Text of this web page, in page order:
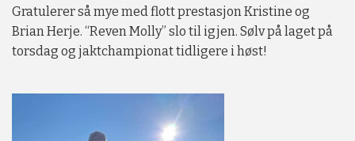
Galleri
Gratulerer så mye med flott prestasjon Kristine og
Brian Herje. “Reven Molly” slo til igjen. Sølv på laget på
torsdag og jaktchampionat tidligere i høst!